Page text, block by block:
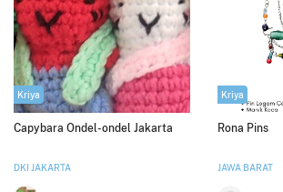
Kriya
Capybara Ondel-ondel Jakarta
DKI JAKARTA
Kriya
Rona Pins
JAWA BARAT